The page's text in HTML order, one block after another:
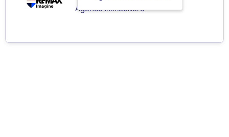
Agence immobilière